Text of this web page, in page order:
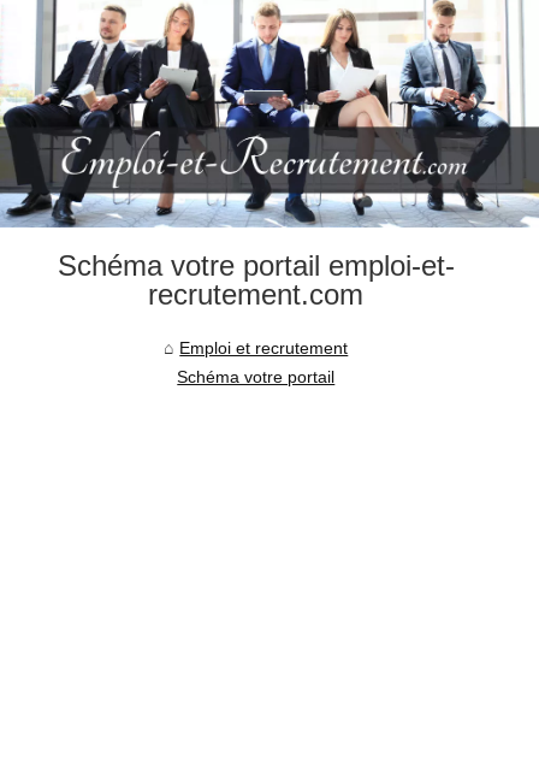
Schéma votre portail emploi-et-
recrutement.com
Emploi et recrutement
Schéma votre portail